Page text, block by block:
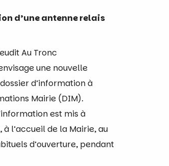
d’une antenne relais
Au Tronc
une nouvelle
d’information à
Mairie (DIM).
est mis à
l’accueil de la Mairie, au
d’ouverture, pendant